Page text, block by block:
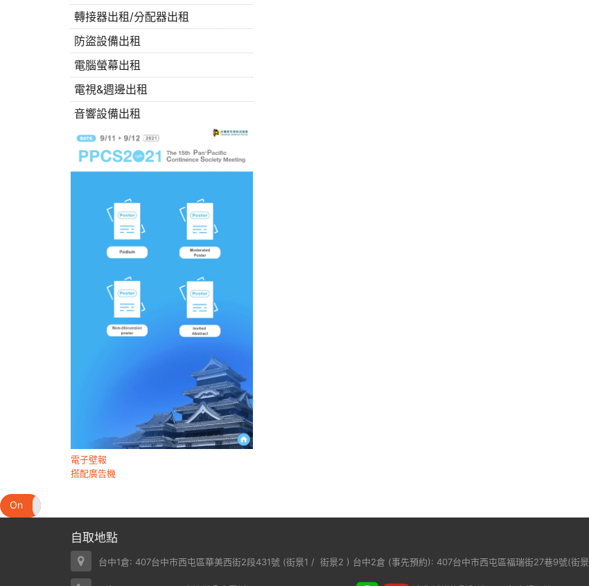
轉接器出租/分配器出租
防盜設備出租
電腦螢幕出租
電視&週邊出租
音響設備出租
電子壁報
搭配廣告機
On
自取地點
台中1倉: 407台中市西屯區華美西街2段431號 (街景1 / 街景2 ) 台中2倉 (事先預約): 407台中市西屯區福瑞街27巷9號(街景